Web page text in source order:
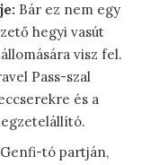
Bár ez nem egy
hegyi vasút
visz fel.
Pass-szal
és a
tó partján,